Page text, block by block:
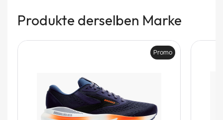
Produkte derselben Marke
Promo